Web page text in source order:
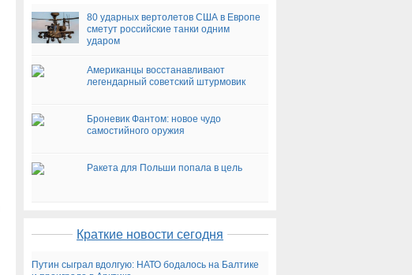
80 ударных вертолетов США в Европе
сметут российские танки одним
ударом
Американцы восстанавливают
легендарный советский штурмовик
Броневик Фантом: новое чудо
самостийного оружия
Ракета для Польши попала в цель
Краткие новости сегодня
Путин сыграл вдолгую: НАТО бодалось на Балтике